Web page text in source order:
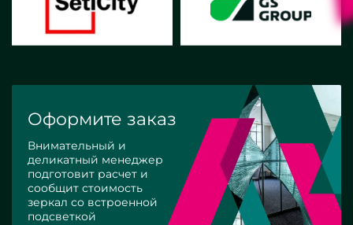
Оформите заказ
Внимательный и
деликатный менеджер
подготовит расчет и
сообщит стоимость
зеркал со встроенной
подсветкой